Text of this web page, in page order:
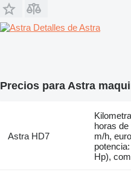
Detalles de Astra
Precios para Astra
Astra HD7
horas de
m/h,
Hp),